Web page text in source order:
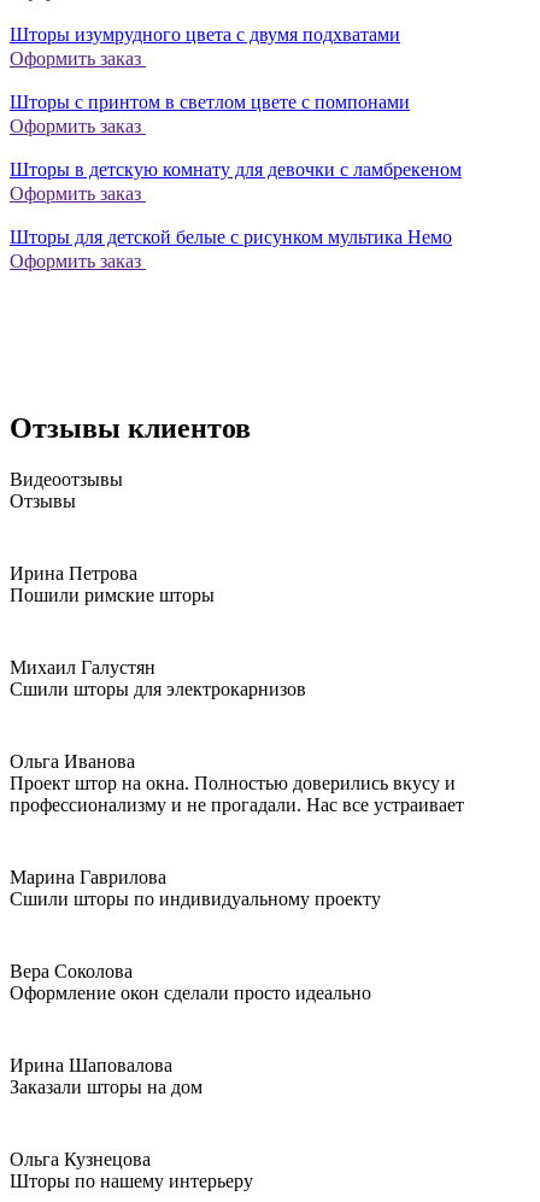
Шторы изумрудного цвета с двумя подхватами
Оформить заказ
Шторы с принтом в светлом цвете с помпонами
Оформить заказ
Шторы в детскую комнату для девочки с ламбрекеном
Оформить заказ
Шторы для детской белые с рисунком мультика Немо
Оформить заказ
Отзывы клиентов
Видеоотзывы
Отзывы
Ирина Петрова
Пошили римские шторы
Михаил Галустян
Сшили шторы для электрокарнизов
Ольга Иванова
Проект штор на окна. Полностью доверились вкусу и
профессионализму и не прогадали. Нас все устраивает
Марина Гаврилова
Сшили шторы по индивидуальному проекту
Вера Соколова
Оформление окон сделали просто идеально
Ирина Шаповалова
Заказали шторы на дом
Ольга Кузнецова
Шторы по нашему интерьеру